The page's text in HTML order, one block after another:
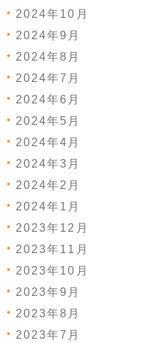
2024年10月
2024年9月
2024年8月
2024年7月
2024年6月
2024年5月
2024年4月
2024年3月
2024年2月
2024年1月
2023年12月
2023年11月
2023年10月
2023年9月
2023年8月
2023年7月